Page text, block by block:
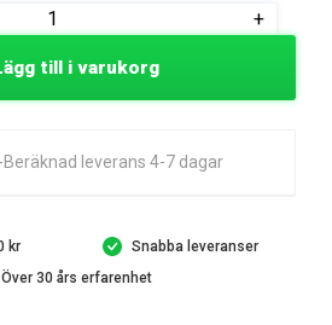
+
till i varukorg
Beräknad leverans 4-7 dagar
kr
Snabba leveranser
Över 30 års erfarenhet